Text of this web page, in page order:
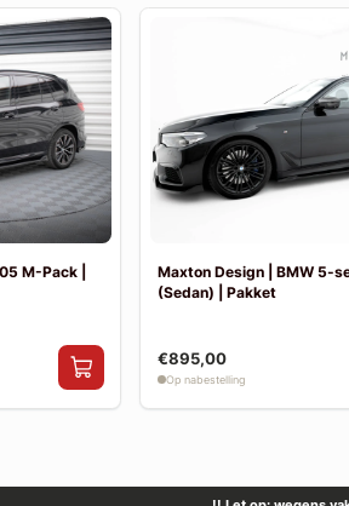
M-Pack |
Maxton Design | BMW 5-
(Sedan) | Pakket
€895,00
Op nabestelling